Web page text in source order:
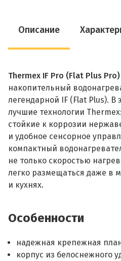
Описание
Thermex IF Pro (Flat Plus Pro)
накопительный
легендарной IF (Flat Plus). В
лучшие технологии
стойкие к коррозии
и удобное сенсорное
компактный
не только скоростью
легко размещаться даже в
и кухнях.
Особенности
надежная крепежная
корпус из белоснежного